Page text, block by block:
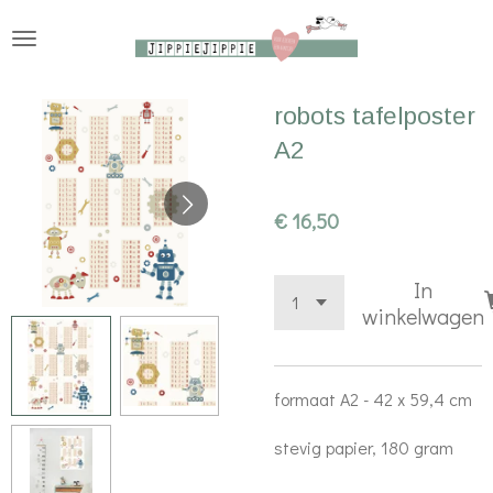
hoofdinhoud
robots tafelposter
A2
€ 16,50
In
winkelwagen
formaat A2 - 42 x 59,4 cm
stevig papier, 180 gram